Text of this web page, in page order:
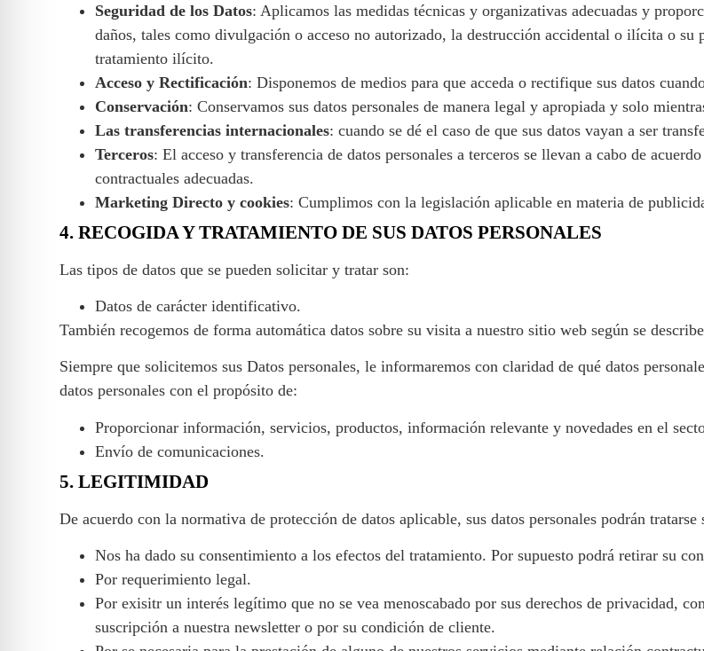
Seguridad de los Datos: Aplicamos las medidas técnicas y organizativas adecuadas y
daños, tales como divulgación o acceso no autorizado, la destrucción accidental o ilícita o
tratamiento ilícito.
Acceso y Rectificación: Disponemos de medios para que acceda o rectifique sus datos
Conservación: Conservamos sus datos personales de manera legal y apropiada y solo
Las transferencias internacionales: cuando se dé el caso de que sus datos vayan a ser
Terceros: El acceso y transferencia de datos personales a terceros se llevan a cabo de
contractuales adecuadas.
Marketing Directo y cookies: Cumplimos con la legislación aplicable en materia de
4. RECOGIDA Y TRATAMIENTO DE SUS DATOS PERSONALES
Las tipos de datos que se pueden solicitar y tratar son:
Datos de carácter identificativo.
También recogemos de forma automática datos sobre su visita a nuestro sitio web según se
Siempre que solicitemos sus Datos personales, le informaremos con claridad de qué datos
datos personales con el propósito de:
Proporcionar información, servicios, productos, información relevante y novedades en el
Envío de comunicaciones.
5. LEGITIMIDAD
De acuerdo con la normativa de protección de datos aplicable, sus datos personales podrán tratarse
Nos ha dado su consentimiento a los efectos del tratamiento. Por supuesto podrá retirar su
Por requerimiento legal.
Por exisitr un interés legítimo que no se vea menoscabado por sus derechos de privacidad,
suscripción a nuestra newsletter o por su condición de cliente.